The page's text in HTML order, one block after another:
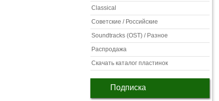
Classical
Советские / Российские
Soundtracks (OST) / Разное
Распродажа
Скачать каталог пластинок
Подписка